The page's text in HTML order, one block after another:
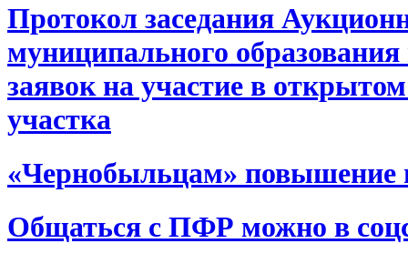
Протокол заседания
муниципального
заявок на участие в
участка
«Чернобыльцам» повышение
Общаться с ПФР можно в